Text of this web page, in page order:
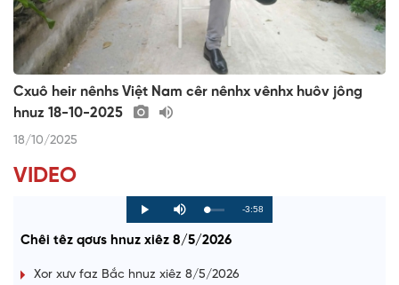
Cxuô heir nênhs Việt Nam cêr nênhx vênhx huôv jông
hnuz 18-10-2025
18/10/2025
VIDEO
P
l
y
M
u
e
L
o
d
0
P
r
g
s
R
-3:58
Chêi têz qơưs hnuz xiêz 8/5/2026
Xor xưv faz Bắc hnuz xiêz 8/5/2026